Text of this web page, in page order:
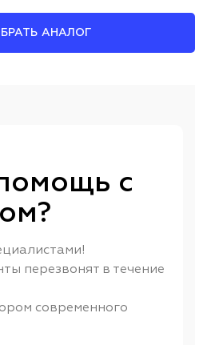
АНАЛОГ
с
перезвонят в течение
современного